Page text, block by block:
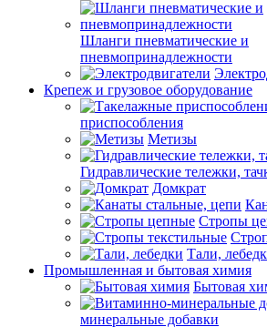
Шланги пневматические и
пневмопринадлежности
Крепеж и грузовое оборудование
приспособления
Метизы
Гидравлические тележки,
Домкрат
Стропы
Тали,
Промышленная и бытовая химия
Бытовая
минеральные добавки